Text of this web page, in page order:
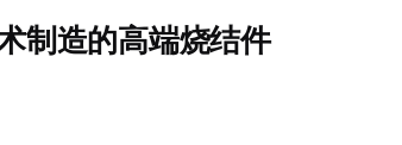
制造的高端烧结件